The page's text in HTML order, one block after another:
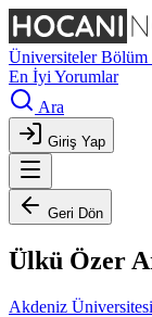
ÜniversitelerBölüm
En İyi Yorumlar
Ara
Giriş Yap
Geri Dön
Ülkü Özer
Akdeniz Üniversitesi